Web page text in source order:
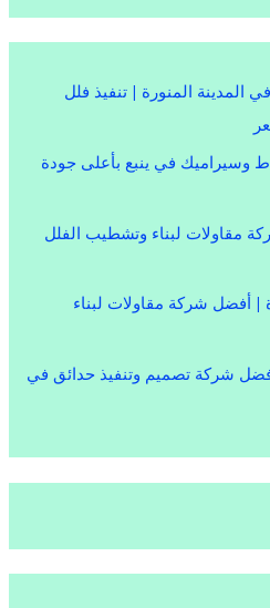
المنورة | تنفيذ فلل
وسيراميك في ينبع بأعلى جودة
مقاولات لبناء وتشطيب الفلل
| أفضل شركة مقاولات لبناء
شركة تصميم وتنفيذ حدائق في